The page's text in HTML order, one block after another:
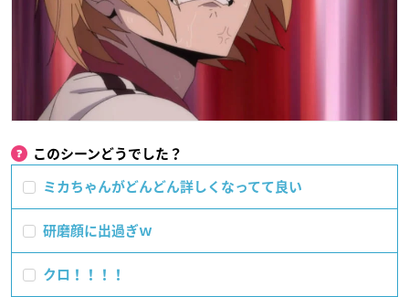
このシーンどうでした？
ミカちゃんがどんどん詳しくなってて良い
研磨顔に出過ぎｗ
クロ！！！！